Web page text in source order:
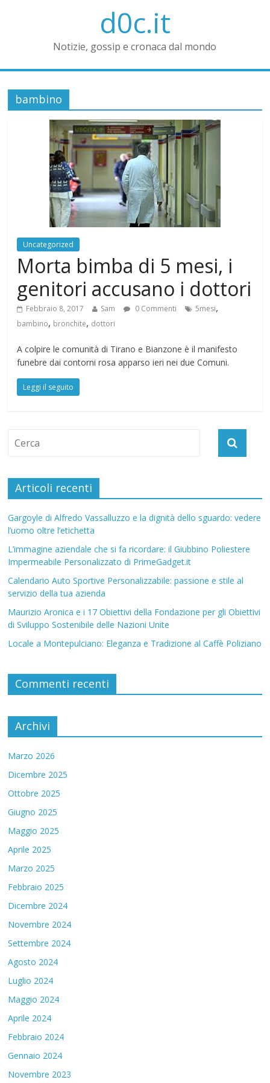
d0c.it
Notizie, gossip e cronaca dal mondo
bambino
Uncategorized
Morta bimba di 5 mesi, i
genitori accusano i dottori
Febbraio 8, 2017 Sam 0 Commenti 5mesi,
bambino, bronchite, dottori
A colpire le comunità di Tirano e Bianzone è il manifesto
funebre dai contorni rosa apparso ieri nei due Comuni.
Leggi il seguito
Articoli recenti
Gargoyle di Alfredo Vassalluzzo e la dignità dello sguardo: vedere
l’uomo oltre l’etichetta
L’immagine aziendale che si fa ricordare: il Giubbino Poliestere
Impermeabile Personalizzato di PrimeGadget.it
Calendario Auto Sportive Personalizzabile: passione e stile al
servizio della tua azienda
Maurizio Aronica e i 17 Obiettivi della Fondazione per gli Obiettivi
di Sviluppo Sostenibile delle Nazioni Unite
Locale a Montepulciano: Eleganza e Tradizione al Caffè Poliziano
Commenti recenti
Archivi
Marzo 2026
Dicembre 2025
Ottobre 2025
Giugno 2025
Maggio 2025
Aprile 2025
Marzo 2025
Febbraio 2025
Dicembre 2024
Novembre 2024
Settembre 2024
Agosto 2024
Luglio 2024
Maggio 2024
Aprile 2024
Febbraio 2024
Gennaio 2024
Novembre 2023